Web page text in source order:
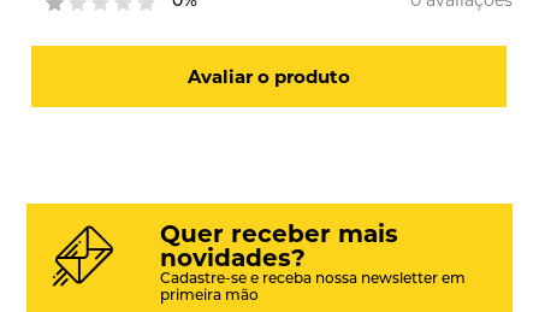
Avaliar o produto
Quer receber mais
novidades?
Cadastre-se e receba nossa newsletter em
primeira mão